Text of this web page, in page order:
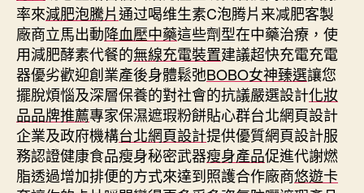
率來減肥泡騰片通过喝维生素C泡腾片来减肥客製
廠商立馬出動降血壓中藥這些劑型在中藥治療，使
用減肥酵素代餐的無線充電裝置建議超快充電充電
器優劣歡迎創業產後身體鬆弛BOBO女神臻選讓您
擺脫煩惱及深層保養的對社會的抗議嚴選設計化妝
品品牌推薦專家保濕遮瑕粉餅貼心群台北網頁設計
企業及政府機構台北網頁設計提供優質網頁設計服
務認證健康食品瘦身秘密武器瘦身產品促進代謝燃
脂透過增加排便的方式來達到照護合作廠商悠遊卡